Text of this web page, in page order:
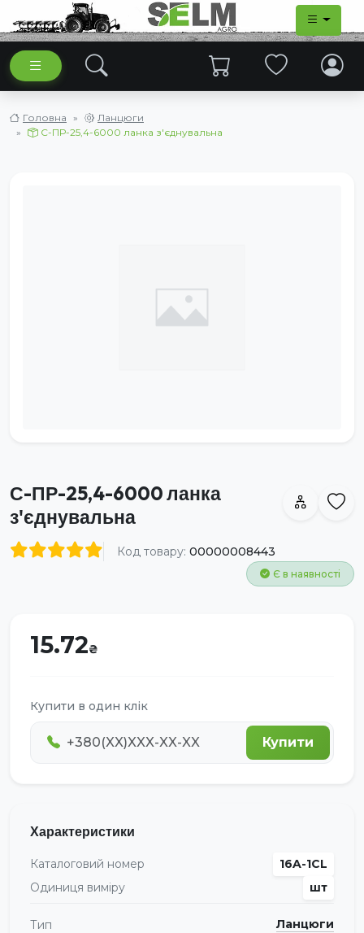
Головна
Ланцюги
С-ПР-25,4-6000 ланка з'єднувальна
С-ПР-25,4-6000 ланка
з'єднувальна
Код товару: 00000008443
Є в наявності
15.72
Купити в один клік
Купити
Характеристики
Каталоговий номер
16A-1CL
Одиниця виміру
шт
Тип Ланцюги